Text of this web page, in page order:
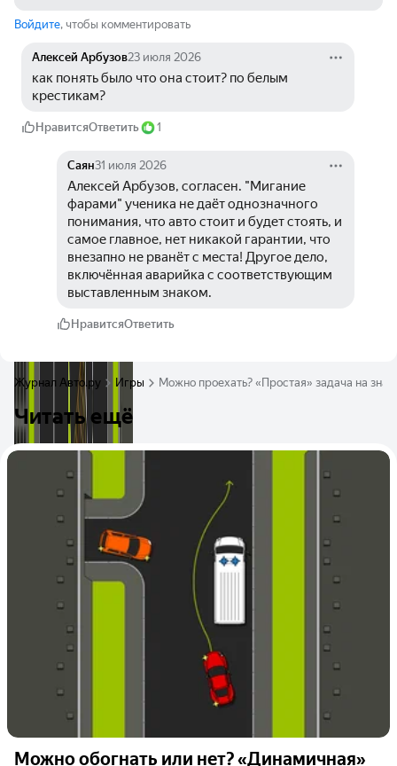
Войдите, чтобы комментировать
Алексей Арбузов23 июля 2026
как понять было что она стоит? по белым
крестикам?
НравитсяОтветить 1
Саян31 июля 2026
Алексей Арбузов, согласен. "Мигание
фарами" ученика не даёт однозначного
понимания, что авто стоит и будет стоять, и
самое главное, нет никакой гарантии, что
внезапно не рванёт с места! Другое дело,
включённая аварийка с соответствующим
выставленным знаком.
НравитсяОтветить
Журнал Авто.ру Игры Можно проехать? «Простая» задача на
Читать ещё
Можно обогнать или нет? «Динамичная»